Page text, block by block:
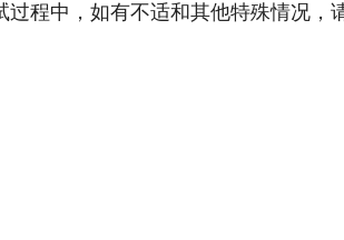
程中，如有不适和其他特殊情况，